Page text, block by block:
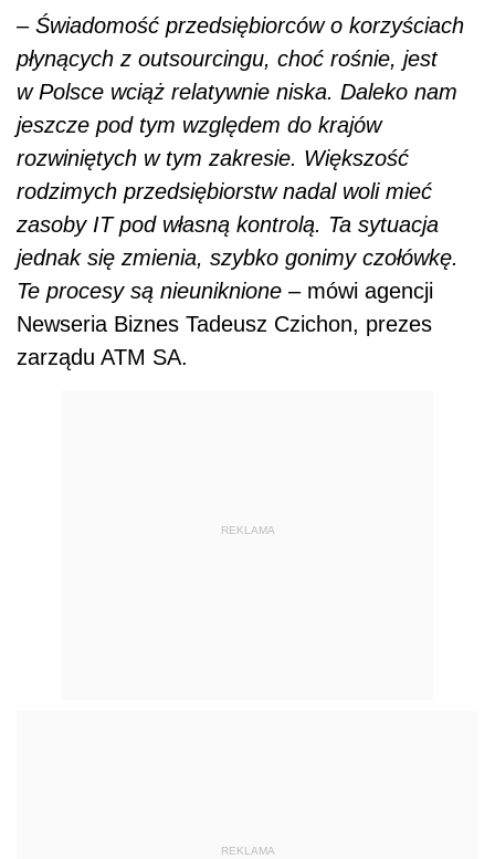
– Świadomość przedsiębiorców o korzyściach
płynących z outsourcingu, choć rośnie, jest
w Polsce wciąż relatywnie niska. Daleko nam
jeszcze pod tym względem do krajów
rozwiniętych w tym zakresie. Większość
rodzimych przedsiębiorstw nadal woli mieć
zasoby IT pod własną kontrolą. Ta sytuacja
jednak się zmienia, szybko gonimy czołówkę.
Te procesy są nieuniknione – mówi agencji
Newseria Biznes Tadeusz Czichon, prezes
zarządu ATM SA.
REKLAMA
REKLAMA